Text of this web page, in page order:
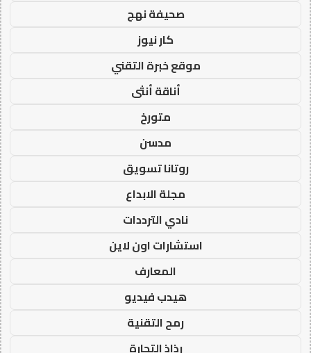
صحيفة نهج
كار نيوز
موقع خبرة التقني
أناقة أنثى
متورخ
مدسن
روتانا تسويق
مجلة الابداع
نادي الترددات
استشارات اون لاين
المعارف
هيدب فيديو
رمح التقنية
رذاذ التجارة